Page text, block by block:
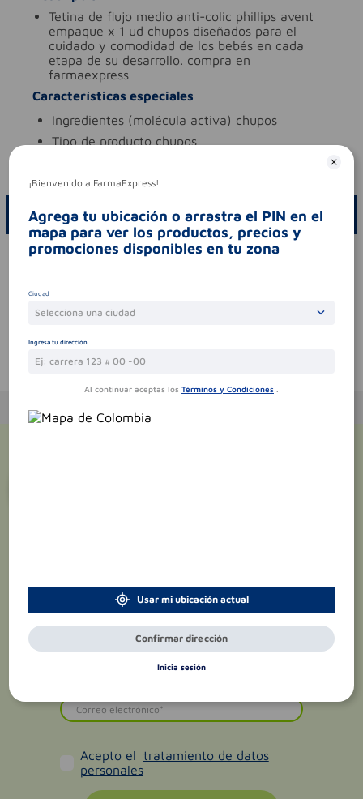
tetina de flujo medio anti-colic phillips avent
empaque x 1 ud chupos diseñados para el
cuidado y comodidad de los bebés en cada
etapa de su desarrollo. compra en
farmaexpress
Características especiales
ingredientes (molécula activa) chupos
tipo de producto chupos
ESCRIBE UN COMENTARIO
Por favor, inicie sesión para escribir un comentario
Te puede interesar
Acepto el tratamiento de datos
personales
¡Bienvenido a FarmaExpress!
Agrega tu ubicación o arrastra el PIN en el
mapa para ver los productos, precios y
promociones disponibles en tu zona
Ciudad
Selecciona una ciudad
Ingresa tu dirección
Al continuar aceptas los Términos y Condiciones .
Usar mi ubicación actual
Confirmar dirección
Inicia sesión